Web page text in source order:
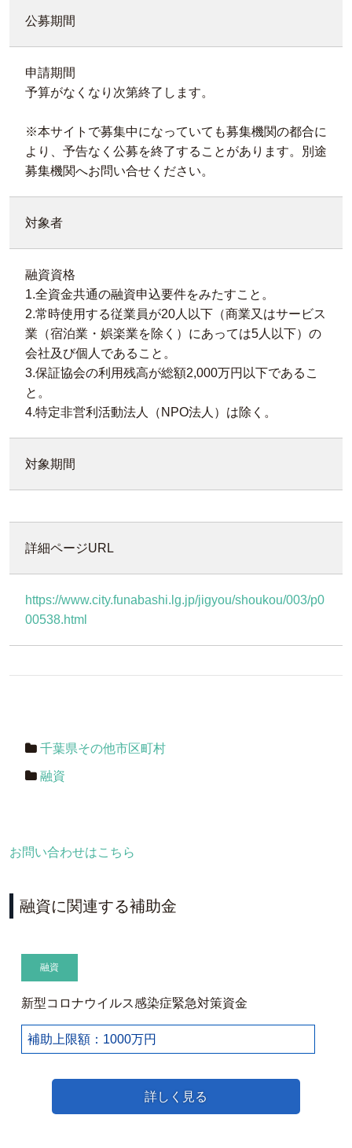
公募期間
申請期間
予算がなくなり次第終了します。
※本サイトで募集中になっていても募集機関の都合に
より、予告なく公募を終了することがあります。別途
募集機関へお問い合せください。
対象者
融資資格
1.全資金共通の融資申込要件をみたすこと。
2.常時使用する従業員が20人以下（商業又はサービス
業（宿泊業・娯楽業を除く）にあっては5人以下）の
会社及び個人であること。
3.保証協会の利用残高が総額2,000万円以下であるこ
と。
4.特定非営利活動法人（NPO法人）は除く。
対象期間
詳細ページURL
https://www.city.funabashi.lg.jp/jigyou/shoukou/003/p0
00538.html
千葉県その他市区町村
融資
お問い合わせはこちら
融資に関連する補助金
融資
新型コロナウイルス感染症緊急対策資金
補助上限額：1000万円
詳しく見る